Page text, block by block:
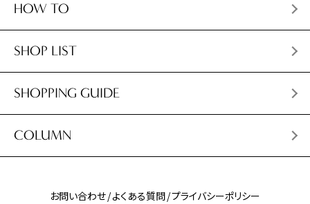
HOW TO
SHOP LIST
SHOPPING GUIDE
COLUMN
お問い合わせ よくある質問 プライバシーポリシー